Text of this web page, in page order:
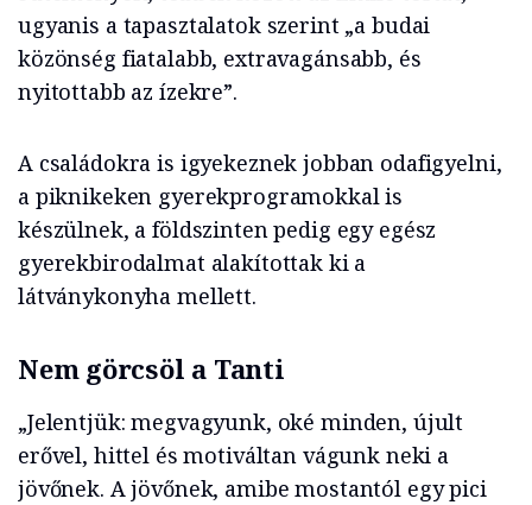
ugyanis a tapasztalatok szerint „a budai
közönség fiatalabb, extravagánsabb, és
nyitottabb az ízekre”.
A családokra is igyekeznek jobban odafigyelni,
a piknikeken gyerekprogramokkal is
készülnek, a földszinten pedig egy egész
gyerekbirodalmat alakítottak ki a
látványkonyha mellett.
Nem görcsöl a Tanti
„Jelentjük: megvagyunk, oké minden, újult
erővel, hittel és motiváltan vágunk neki a
jövőnek. A jövőnek, amibe mostantól egy pici